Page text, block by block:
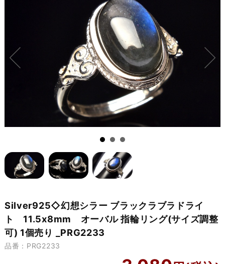
Silver925◇幻想シラー ブラックラブラドライ
ト 11.5x8mm オーバル 指輪リング(サイズ調整
可) 1個売り _PRG2233
品番：PRG2233